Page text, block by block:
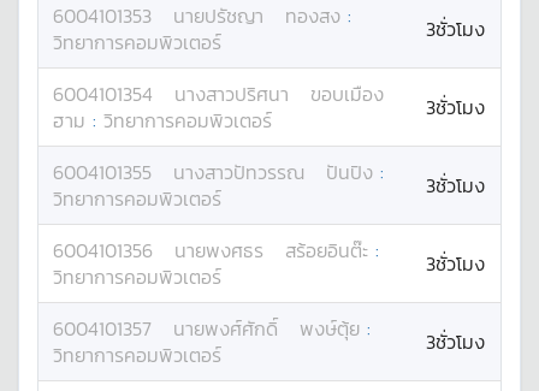
6004101353 นายปรัชญา ทองสง :
วิทยาการคอมพิวเตอร์
3ชั่วโมง
6004101354 นางสาวปริศนา
ขอบเมือง
ฮาม : วิทยาการคอมพิวเตอร์ 3ชั่วโมง
6004101355 นางสาวปัทวรรณ ปันปิง :
วิทยาการคอมพิวเตอร์
3ชั่วโมง
6004101356 นายพงศธร สร้อยอินต๊ะ :
วิทยาการคอมพิวเตอร์
3ชั่วโมง
6004101357 นายพงศ์ศักดิ์ พงษ์ตุ้ย :
วิทยาการคอมพิวเตอร์
3ชั่วโมง